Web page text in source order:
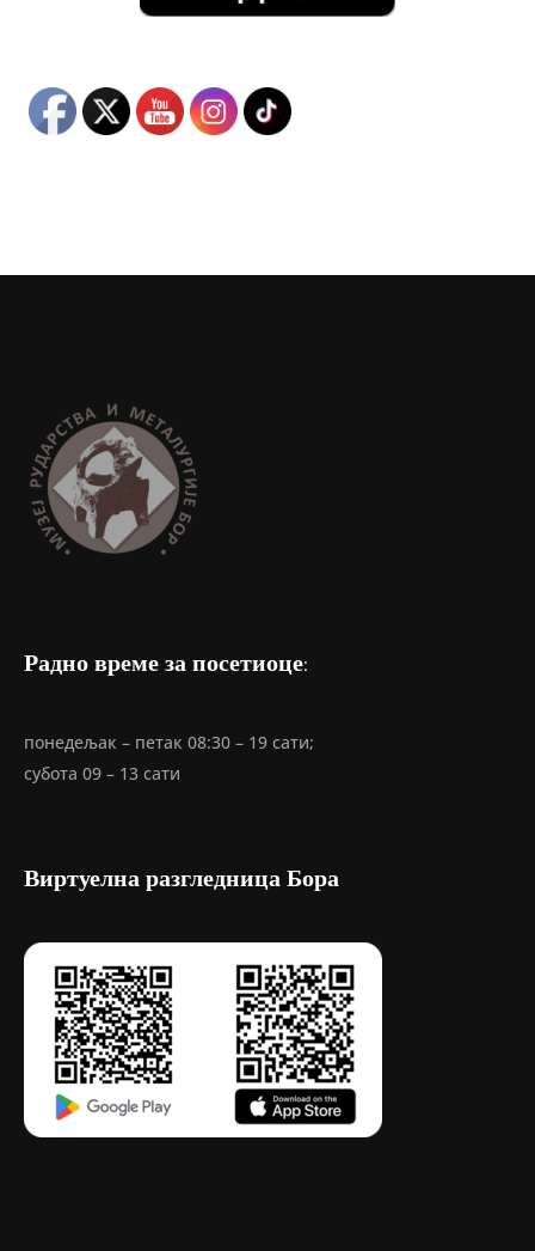
Радно време за посетиоце:
понедељак – петак 08:30 – 19 сати;
субота 09 – 13 сати
Виртуелна разгледница Бора